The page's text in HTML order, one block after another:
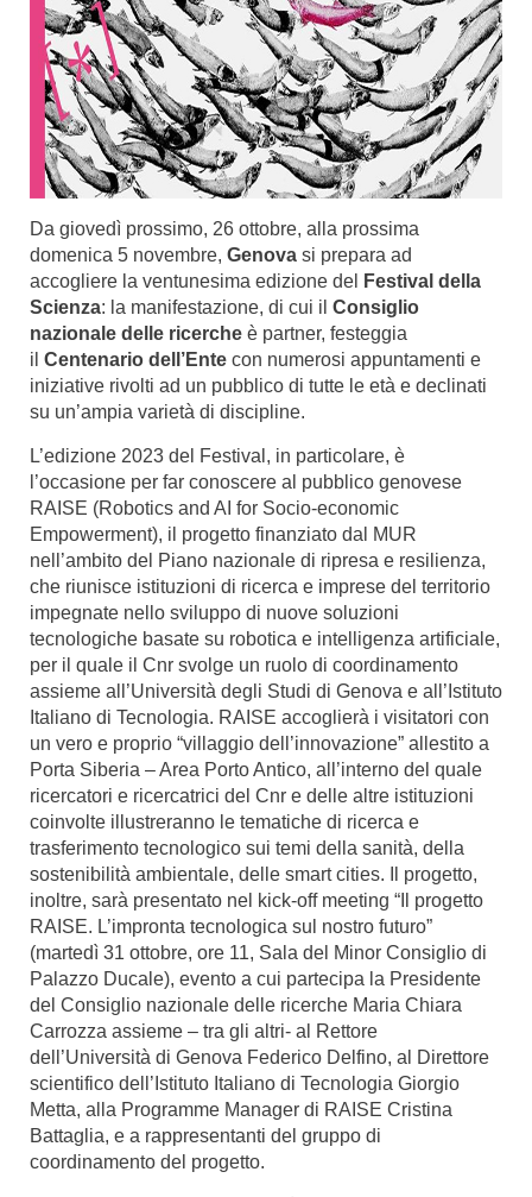
Da giovedì prossimo, 26 ottobre, alla prossima
domenica 5 novembre, Genova si prepara ad
accogliere la ventunesima edizione del
Festival della
Scienza: la manifestazione, di cui il Consiglio
nazionale delle ricerche è partner, festeggia
il Centenario dell’Ente con numerosi appuntamenti e
iniziative rivolti ad un pubblico di tutte le età e declinati
su un’ampia varietà di discipline.
L’edizione 2023 del Festival, in particolare, è
l’occasione per far conoscere al pubblico genovese
RAISE (Robotics and AI for Socio-economic
Empowerment), il progetto finanziato dal MUR
nell’ambito del Piano nazionale di ripresa e resilienza,
che riunisce istituzioni di ricerca e imprese del territorio
impegnate nello sviluppo di nuove soluzioni
tecnologiche basate su robotica e intelligenza artificiale,
per il quale il Cnr svolge un ruolo di coordinamento
assieme all’Università degli Studi di Genova e all’Istituto
Italiano di Tecnologia. RAISE accoglierà i visitatori con
un vero e proprio “villaggio dell’innovazione” allestito a
Porta Siberia – Area Porto Antico, all’interno del quale
ricercatori e ricercatrici del Cnr e delle altre istituzioni
coinvolte illustreranno le tematiche di ricerca e
trasferimento tecnologico sui temi della sanità, della
sostenibilità ambientale, delle smart cities. Il progetto,
inoltre, sarà presentato nel kick-off meeting “Il progetto
RAISE. L’impronta tecnologica sul nostro futuro”
(martedì 31 ottobre, ore 11, Sala del Minor Consiglio di
Palazzo Ducale), evento a cui partecipa la Presidente
del Consiglio nazionale delle ricerche Maria Chiara
Carrozza assieme – tra gli altri- al Rettore
dell’Università di Genova Federico Delfino, al Direttore
scientifico dell’Istituto Italiano di Tecnologia Giorgio
Metta, alla Programme Manager di RAISE Cristina
Battaglia, e a rappresentanti del gruppo di
coordinamento del progetto.